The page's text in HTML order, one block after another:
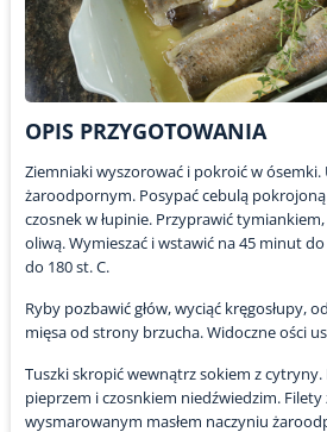
OPIS PRZYGOTOWANIA
Ziemniaki wyszorować i pokroić w ósemki.
żaroodpornym. Posypać cebulą
czosnek w łupinie. Przyprawić
oliwą. Wymieszać i wstawić na 45 minut
do 180 st. C.
Ryby pozbawić głów, wyciąć kręgosłupy,
mięsa od strony brzucha. Widoczne ości
Tuszki skropić wewnątrz sokiem z cytryny.
pieprzem i czosnkiem niedźwiedzim. Filety
wysmarowanym masłem naczyniu